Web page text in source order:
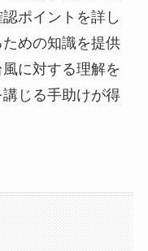
ポイントを詳し
めの知識を提供
に対する理解を
じる手助けが得